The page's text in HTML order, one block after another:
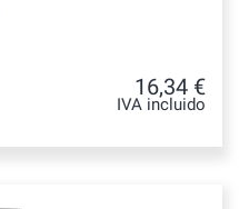
16,34 €
IVA incluido